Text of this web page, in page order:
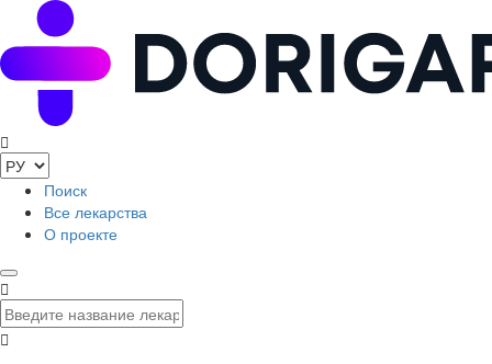
Поиск
Все лекарства
О проекте